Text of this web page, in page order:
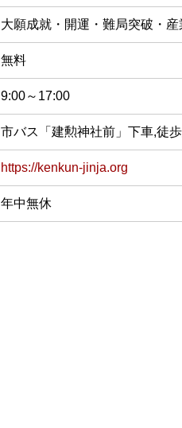
大願成就・開運・難局突破・
無料
9:00～17:00
市バス「建勲神社前」下車,徒
https://kenkun-jinja.org
年中無休